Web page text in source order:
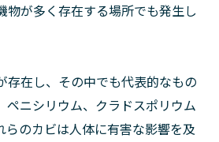
物が多く存在する場所でも発生し
存在し、その中でも代表的なもの
ペニシリウム、クラドスポリウム
らのカビは人体に有害な影響を及